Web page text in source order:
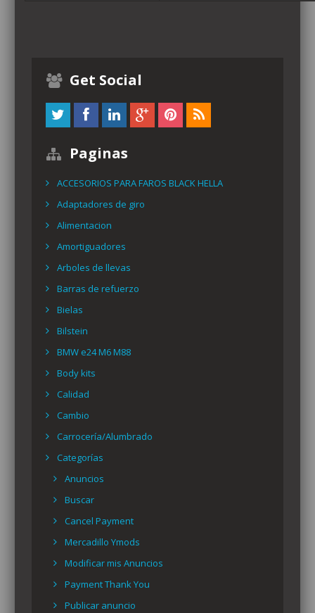
Get Social
Paginas
ACCESORIOS PARA FAROS BLACK HELLA
Adaptadores de giro
Alimentacion
Amortiguadores
Arboles de llevas
Barras de refuerzo
Bielas
Bilstein
BMW e24 M6 M88
Body kits
Calidad
Cambio
Carrocería/Alumbrado
Categorías
Anuncios
Buscar
Cancel Payment
Mercadillo Ymods
Modificar mis Anuncios
Payment Thank You
Publicar anuncio